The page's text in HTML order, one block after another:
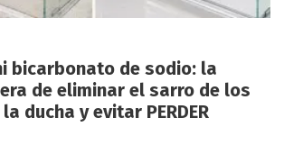
bicarbonato de sodio: la
de eliminar el sarro de los
ducha y evitar PERDER